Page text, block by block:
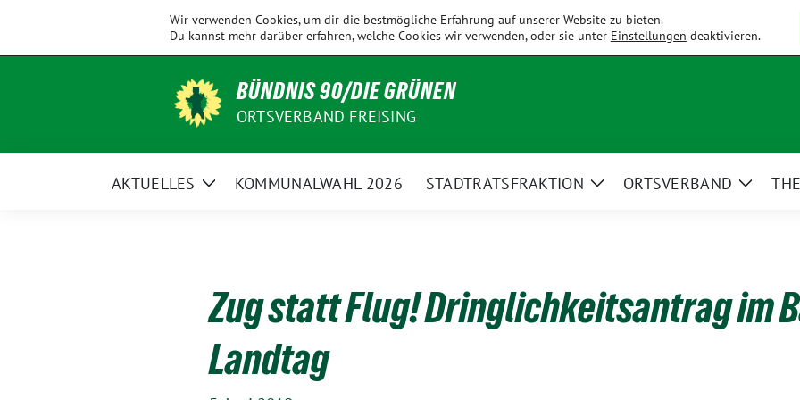
Inhalt
Allershausen Ampertal Eching Fahrenzhausen Hallbergmoos Holledau
BÜNDNIS 90/DIE GRÜNEN
ORTSVERBAND FREISING
AKTUELLES
ZeigeKOMMUNALWAHL 2026 STADTRATSFRAKTION
ZeigeORTSVERBAND
Zeige
Zug statt Flug! Dringlichkeitsantrag im
Landtag
Wir verwenden Cookies, um dir die bestmögliche Erfahrung auf unserer Website zu bieten.
Du kannst mehr darüber erfahren, welche Cookies wir verwenden, oder sie unter Einstellungen deaktivieren.